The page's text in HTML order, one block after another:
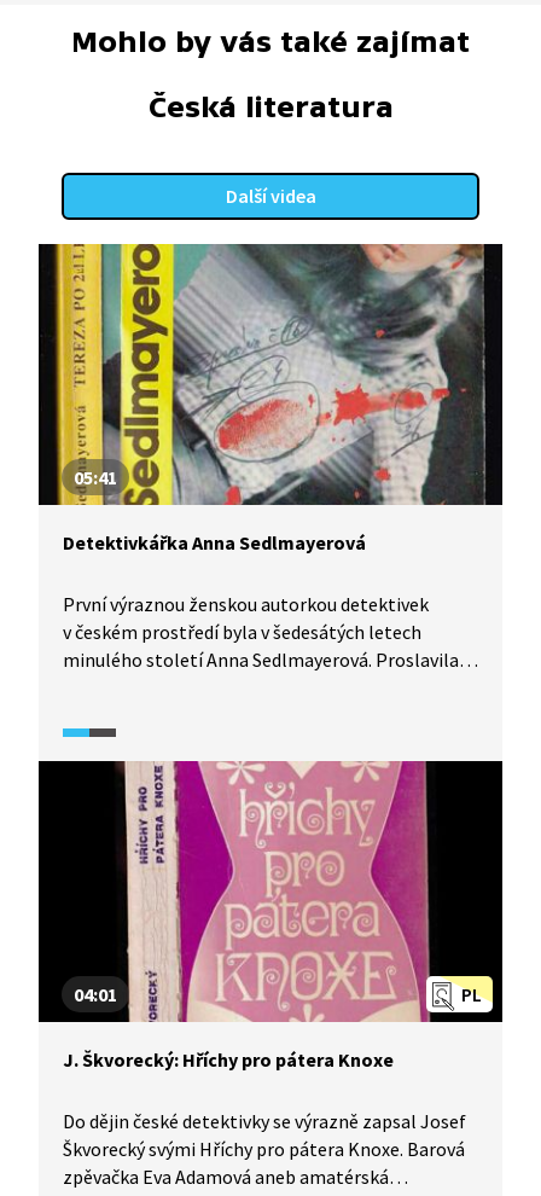
Mohlo by vás také zajímat
Česká literatura
Další videa
05:41
Detektivkářka Anna Sedlmayerová
První výraznou ženskou autorkou detektivek
v českém prostředí byla v šedesátých letech
minulého století Anna Sedlmayerová. Proslavila
ženu. V období normalizace Sedlmayerová
publikovat nesměla, režimu se znelíbila románem
Symbol zůstal mramorový. Tvorbu autorky
charakterizuje literární historik Michal Jareš
a policejní historik Radek Galaš přidává dobový
kontext žen ve službách policie.
PL
04:01
J. Škvorecký: Hříchy pro pátera Knoxe
Do dějin české detektivky se výrazně zapsal Josef
Škvorecký svými Hříchy pro pátera Knoxe. Barová
zpěvačka Eva Adamová aneb amatérská